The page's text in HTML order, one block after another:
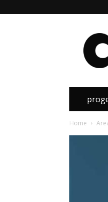
Home